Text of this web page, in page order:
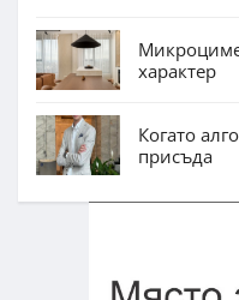
характер
Когато
присъда